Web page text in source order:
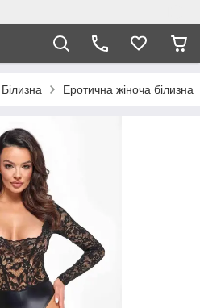
Білизна Еротична жіноча білизна